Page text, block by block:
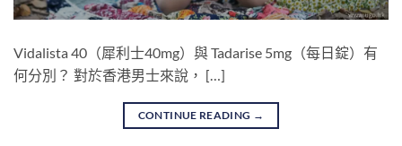
Vidalista 40（犀利士40mg）與 Tadarise 5mg（每日錠）有
何分別？ 對於香港男士來說， […]
CONTINUE READING →